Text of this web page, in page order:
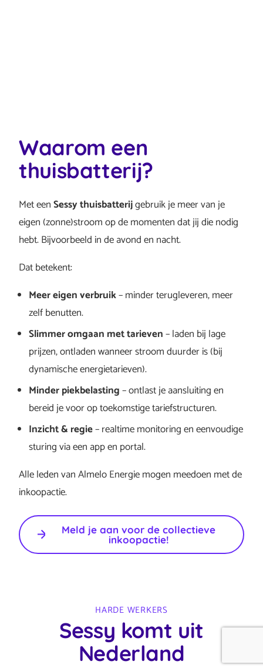
Waarom een
thuisbatterij?
Met eenSessy thuisbatterijgebruik je meer van je
eigen (zonne)stroom op de momenten dat jij die nodig
hebt. Bijvoorbeeld in de avond en nacht.
Dat betekent:
Meer eigen verbruik– minder terugleveren, meer
zelf benutten.
Slimmer omgaan met tarieven– laden bij lage
prijzen, ontladen wanneer stroom duurder is (bij
dynamische energietarieven).
Minder piekbelasting– ontlast je aansluiting en
bereid je voor op toekomstige tariefstructuren.
Inzicht & regie– realtime monitoring en eenvoudige
sturing via een app en portal.
Alle leden van Almelo Energie mogen meedoen met de
inkoopactie.
Meld je aan voor de collectieve
inkoopactie!
HARDE WERKERS
Sessy komt uit
Nederland